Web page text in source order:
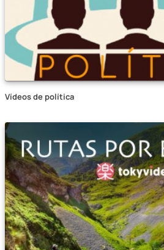
Vídeos de política